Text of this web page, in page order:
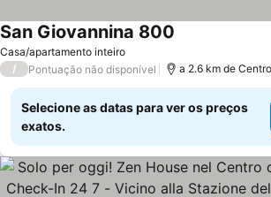
Casa/apartamento inteiro
San Giovannina 800
/ Pontuação não disponível a 2.6 km de
Selecione as datas para ver os preços
exatos.